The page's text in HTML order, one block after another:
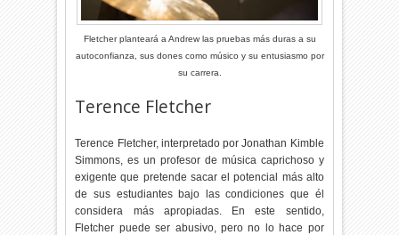
Fletcher planteará a Andrew las pruebas más duras a su
autoconfianza, sus dones como músico y su entusiasmo por
su carrera.
Terence Fletcher
Terence Fletcher, interpretado porJonathan Kimble
Simmons, es un profesor de música caprichoso y
exigente que pretende sacar el potencial más alto
de sus estudiantes bajo las condiciones que él
considera más apropiadas. En este sentido,
Fletcher puede ser abusivo, pero no lo hace por